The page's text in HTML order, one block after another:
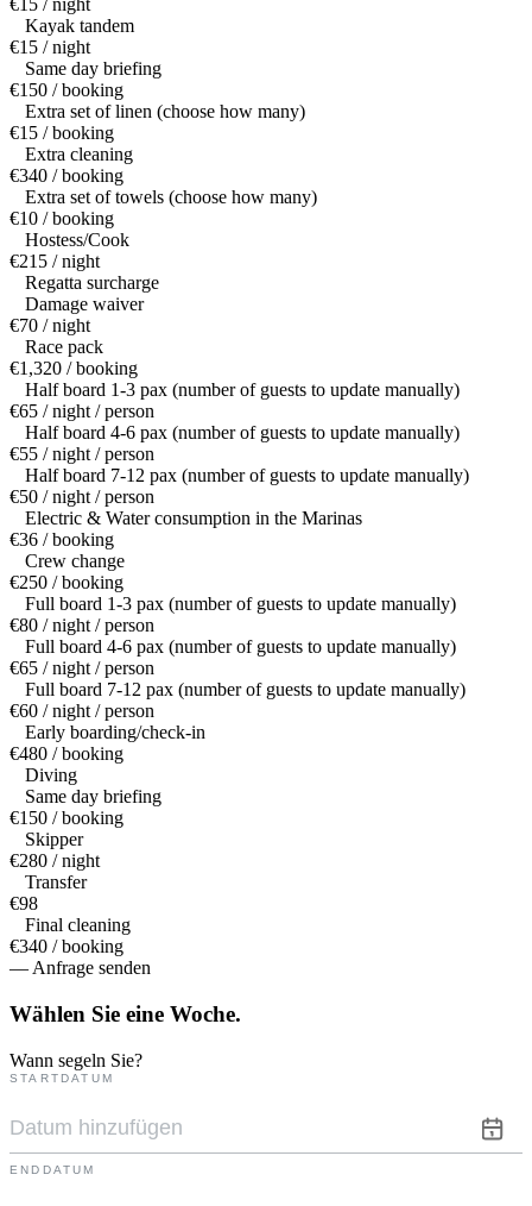
€15 / night
Kayak tandem
€15 / night
Same day briefing
€150 / booking
Extra set of linen (choose how many)
€15 / booking
Extra cleaning
€340 / booking
Extra set of towels (choose how many)
€10 / booking
Hostess/Cook
€215 / night
Regatta surcharge
Damage waiver
€70 / night
Race pack
€1,320 / booking
Half board 1-3 pax (number of guests to update manually)
€65 / night / person
Half board 4-6 pax (number of guests to update manually)
€55 / night / person
Half board 7-12 pax (number of guests to update manually)
€50 / night / person
Electric & Water consumption in the Marinas
€36 / booking
Crew change
€250 / booking
Full board 1-3 pax (number of guests to update manually)
€80 / night / person
Full board 4-6 pax (number of guests to update manually)
€65 / night / person
Full board 7-12 pax (number of guests to update manually)
€60 / night / person
Early boarding/check-in
€480 / booking
Diving
Same day briefing
€150 / booking
Skipper
€280 / night
Transfer
€98
Final cleaning
€340 / booking
— Anfrage senden
Wählen Sie eine Woche.
Wann segeln Sie?
STARTDATUM
ENDDATUM